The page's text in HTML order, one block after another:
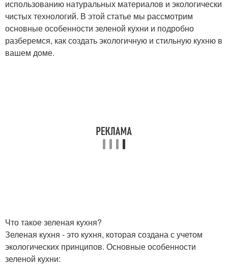
Стойки на кухне Кухня с барной
использованию натуральных материалов и экологически
чистых технологий. В этой статье мы рассмотрим
основные особенности зеленой кухни и подробно
разберемся, как создать экологичную и стильную кухню в
вашем доме.
Что такое зеленая кухня?
Зеленая кухня - это кухня, которая создана с учетом
экологических принципов. Основные особенности
зеленой кухни: